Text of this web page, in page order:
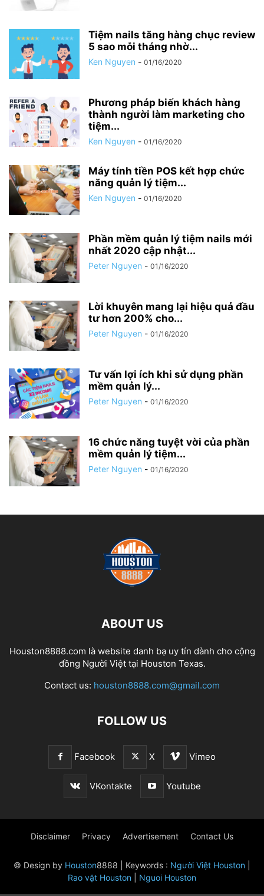
Tiệm nails tăng hàng chục review
5 sao mỗi tháng nhờ...
Ken Nguyen - 01/16/2020
Phương pháp biến khách hàng
thành người làm marketing cho
tiệm...
Ken Nguyen - 01/16/2020
Máy tính tiền POS kết hợp chức
năng quản lý tiệm...
Ken Nguyen - 01/16/2020
Phần mềm quản lý tiệm nails mới
nhất 2020 cập nhật...
Peter Nguyen - 01/16/2020
Lời khuyên mang lại hiệu quả đầu
tư hơn 200% cho...
Peter Nguyen - 01/16/2020
Tư vấn lợi ích khi sử dụng phần
mềm quản lý...
Peter Nguyen - 01/16/2020
16 chức năng tuyệt vời của phần
mềm quản lý tiệm...
Peter Nguyen - 01/16/2020
ABOUT US
Houston8888.com là website danh bạ uy tín dành cho cộng
đồng Người Việt tại Houston Texas.
Contact us: houston8888.com@gmail.com
FOLLOW US
Facebook X Vimeo
VKontakte Youtube
Disclaimer Privacy Advertisement Contact Us
© Design by Houston8888 | Keywords : Người Việt Houston
Rao vặt Houston
Nguoi Houston